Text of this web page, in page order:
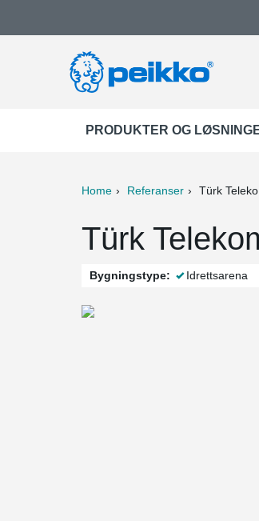
PRODUKTER OG
Home Referanser Türk
Türk
Bygningstype: Idrettsarena